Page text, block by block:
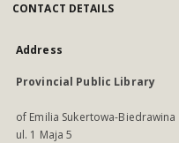
CONTACT DETAILS
Address
Provincial Public Library
of Emilia Sukertowa-Biedrawina
ul. 1 Maja 5